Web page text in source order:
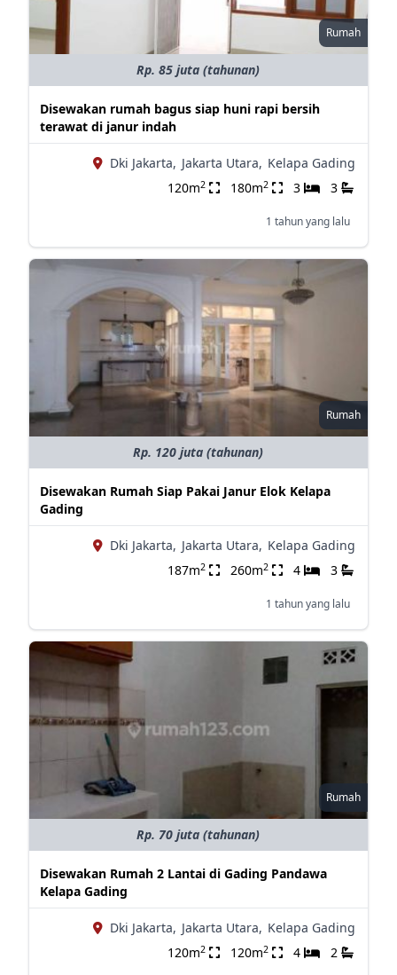
Rumah
Rp. 85 juta (tahunan)
Disewakan rumah bagus siap huni rapi bersih
terawat di janur indah
Dki Jakarta, Jakarta Utara, Kelapa Gading
120m2 180m2 3 3
1 tahun yang lalu
Rumah
Rp. 120 juta (tahunan)
Disewakan Rumah Siap Pakai Janur Elok Kelapa
Gading
Dki Jakarta, Jakarta Utara, Kelapa Gading
187m2 260m2 4 3
1 tahun yang lalu
Rumah
Rp. 70 juta (tahunan)
Disewakan Rumah 2 Lantai di Gading Pandawa
Kelapa Gading
Dki Jakarta, Jakarta Utara, Kelapa Gading
120m2 120m2 4 2